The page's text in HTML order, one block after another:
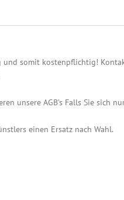
und somit kostenpflichtig!
unsere AGB’s Falls Sie sich
einen Ersatz nach Wahl.